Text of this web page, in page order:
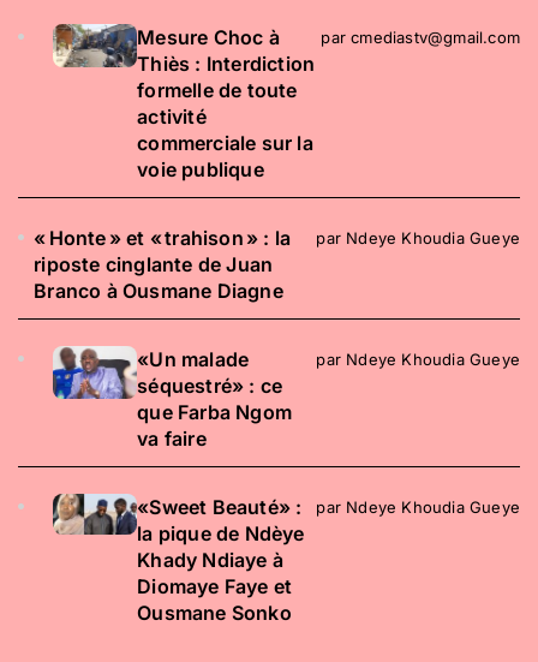
​Mesure Choc à
Thiès : Interdiction
formelle de toute
activité
commerciale sur la
voie publique
par cmediastv@gmail.com
« Honte » et « trahison » : la
riposte cinglante de Juan
Branco à Ousmane Diagne
par Ndeye Khoudia Gueye
«Un malade
séquestré» : ce
que Farba Ngom
va faire
par Ndeye Khoudia Gueye
«Sweet Beauté» :
la pique de Ndèye
Khady Ndiaye à
Diomaye Faye et
Ousmane Sonko
par Ndeye Khoudia Gueye